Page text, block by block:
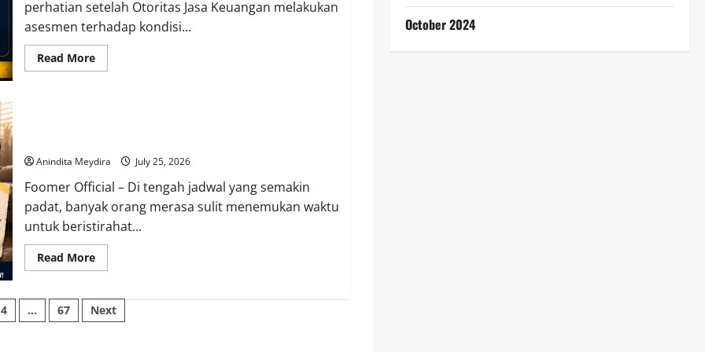
Publik
perhatian setelah Otoritas Jasa Keuangan melakukan
asesmen terhadap kondisi...
Read MoreRead
more
OJK
Buka
Peluang
Revisi
Rencana
Bisnis
Bank
Anindita Meydira July 25, 2026
Foomer Official – Di tengah jadwal yang semakin
padat, banyak orang merasa sulit menemukan waktu
untuk beristirahat...
Read MoreRead
more
10
Menit
untuk
4 … 67 Next
October 2024